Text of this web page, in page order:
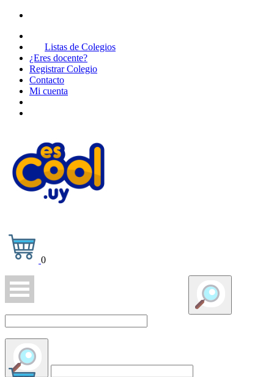
Listas de Colegios
¿Eres docente?
Registrar Colegio
Contacto
Mi cuenta
0